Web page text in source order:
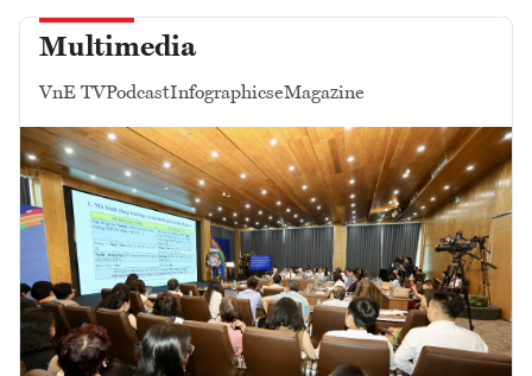
Multimedia
VnE TVPodcastInfographicseMagazine